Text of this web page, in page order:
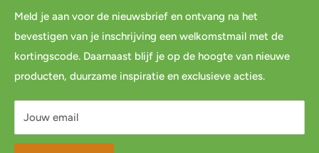
Blog
Links
Privacybeleid
Servicevoorwaarden
Spaar & verdien
Cadeau inpakservice
FAQ
Mijn account
Meld je aan voor de nieuwsbrief en ontvang na het
bevestigen van je inschrijving een welkomstmail met de
kortingscode. Daarnaast blijf je op de hoogte van nieuwe
producten, duurzame inspiratie en exclusieve acties.
Jouw email